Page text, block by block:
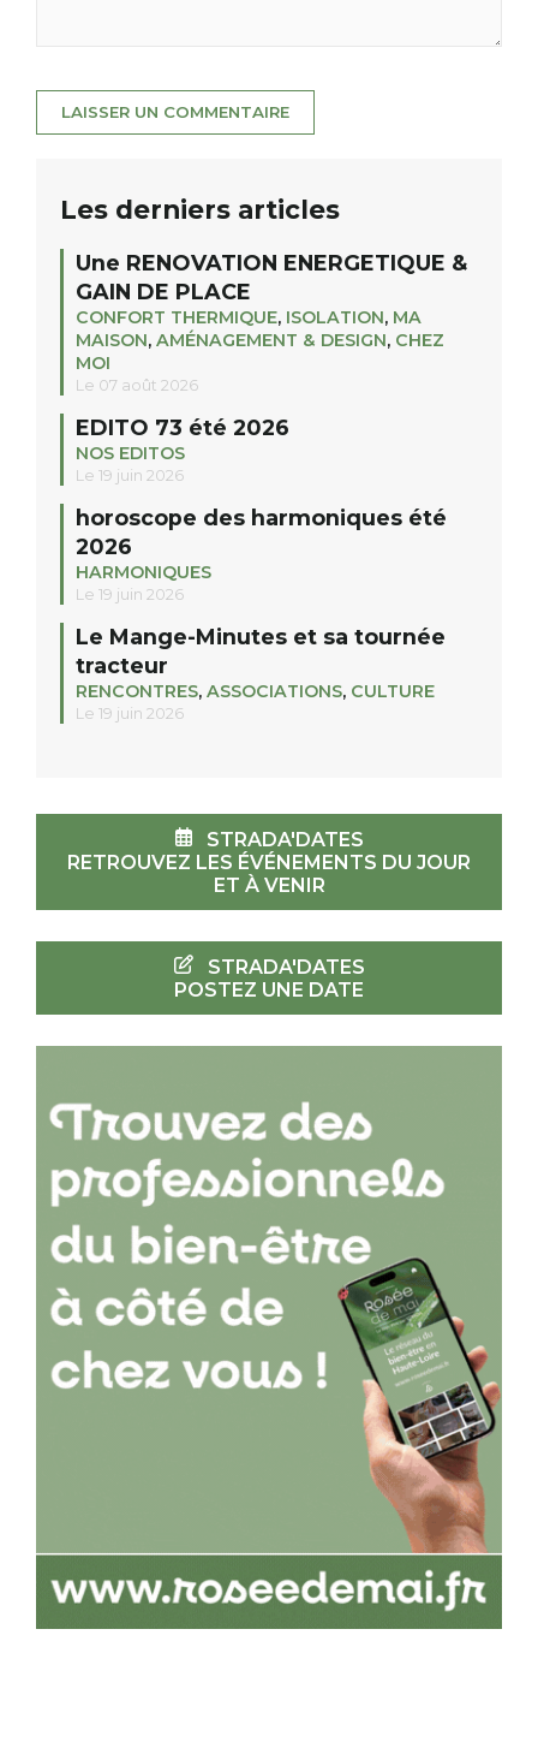
Les derniers articles
Une RENOVATION ENERGETIQUE &
GAIN DE PLACE
CONFORT THERMIQUE, ISOLATION, MA
MAISON, AMÉNAGEMENT & DESIGN, CHEZ
MOI
Le 07 août 2026
EDITO 73 été 2026
NOS EDITOS
Le 19 juin 2026
horoscope des harmoniques été
2026
HARMONIQUES
Le 19 juin 2026
Le Mange-Minutes et sa tournée
tracteur
RENCONTRES, ASSOCIATIONS, CULTURE
Le 19 juin 2026
STRADA'DATES
RETROUVEZ LES ÉVÉNEMENTS DU JOUR
ET À VENIR
STRADA'DATES
POSTEZ UNE DATE